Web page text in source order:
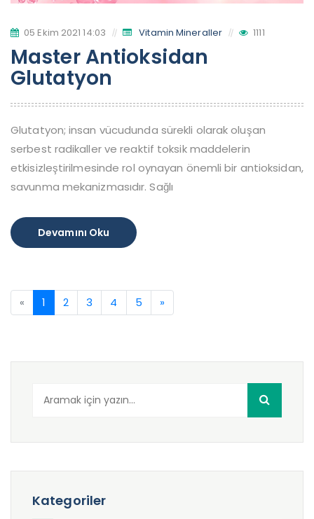
05 Ekim 2021 14:03 Vitamin Mineraller 1111
Master Antioksidan
Glutatyon
Glutatyon; insan vücudunda sürekli olarak oluşan
serbest radikaller ve reaktif toksik maddelerin
etkisizleştirilmesinde rol oynayan önemli bir antioksidan,
savunma mekanizmasıdır. Sağlı
Devamını Oku
« 1 2 3 4 5 »
Kategoriler